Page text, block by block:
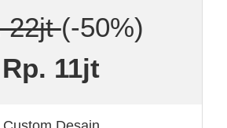
22jt(-50%)
Rp. 11jt